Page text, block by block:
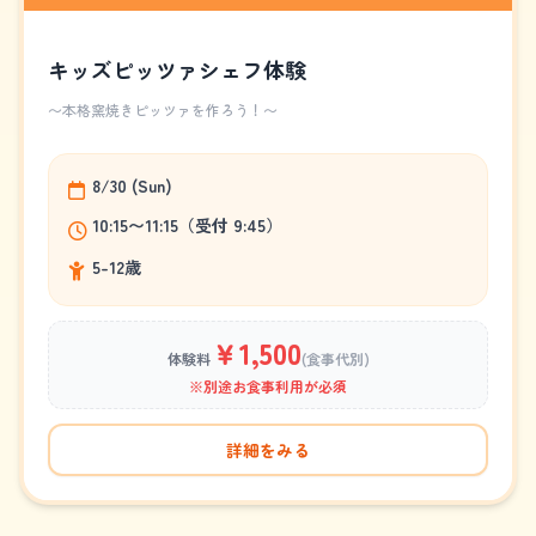
キッズピッツァシェフ体験
～本格窯焼きピッツァを作ろう！～
8/30 (Sun)
10:15〜11:15（受付 9:45）
5-12歳
体験料￥1,500(食事代別)
※別途お食事利用が必須
詳細をみる